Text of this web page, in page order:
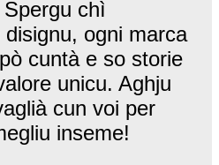
chì
ogni marca
cuntà e so storie
unicu. Aghju
cun voi per
inseme!